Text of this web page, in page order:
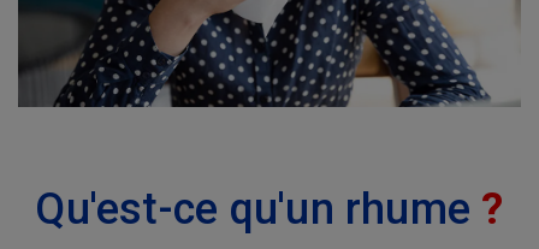
Qu'est-ce qu'un rhume ?